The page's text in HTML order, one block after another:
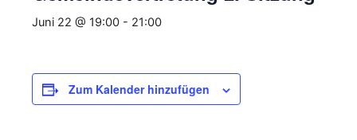
Juni 22 @ 19:00 - 21:00
Zum Kalender hinzufügen